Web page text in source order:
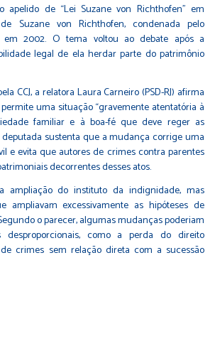
apelido de “Lei Suzane von Richthofen” em
Suzane von Richthofen, condenada pelo
em 2002. O tema voltou ao debate após a
legal de ela herdar parte do patrimônio
CCJ, a relatora Laura Carneiro (PSD-RJ) afirma
uma situação “gravemente atentatória à
familiar e à boa-fé que deve reger as
deputada sustenta que a mudança corrige uma
e evita que autores de crimes contra parentes
decorrentes desses atos.
ampliação do instituto da indignidade, mas
ampliavam excessivamente as hipóteses de
o parecer, algumas mudanças poderiam
desproporcionais, como a perda do direito
crimes sem relação direta com a sucessão